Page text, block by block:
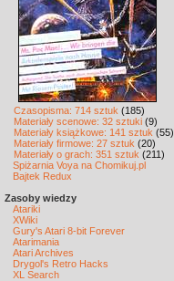
Czasopisma: 714 sztuk (185)
Materiały scenowe: 32 sztuki (9)
Materiały książkowe: 141 sztuk (55)
Materiały firmowe: 27 sztuk (20)
Materiały o grach: 351 sztuk (211)
Spiżarnia Voya na Chomikuj.pl
Bajtek Redux
Zasoby wiedzy
Atariki
XWiki
Gury's Atari 8-bit Forever
Atarimania
Atari Archives
Drygol's Retro Hacks
XL Search